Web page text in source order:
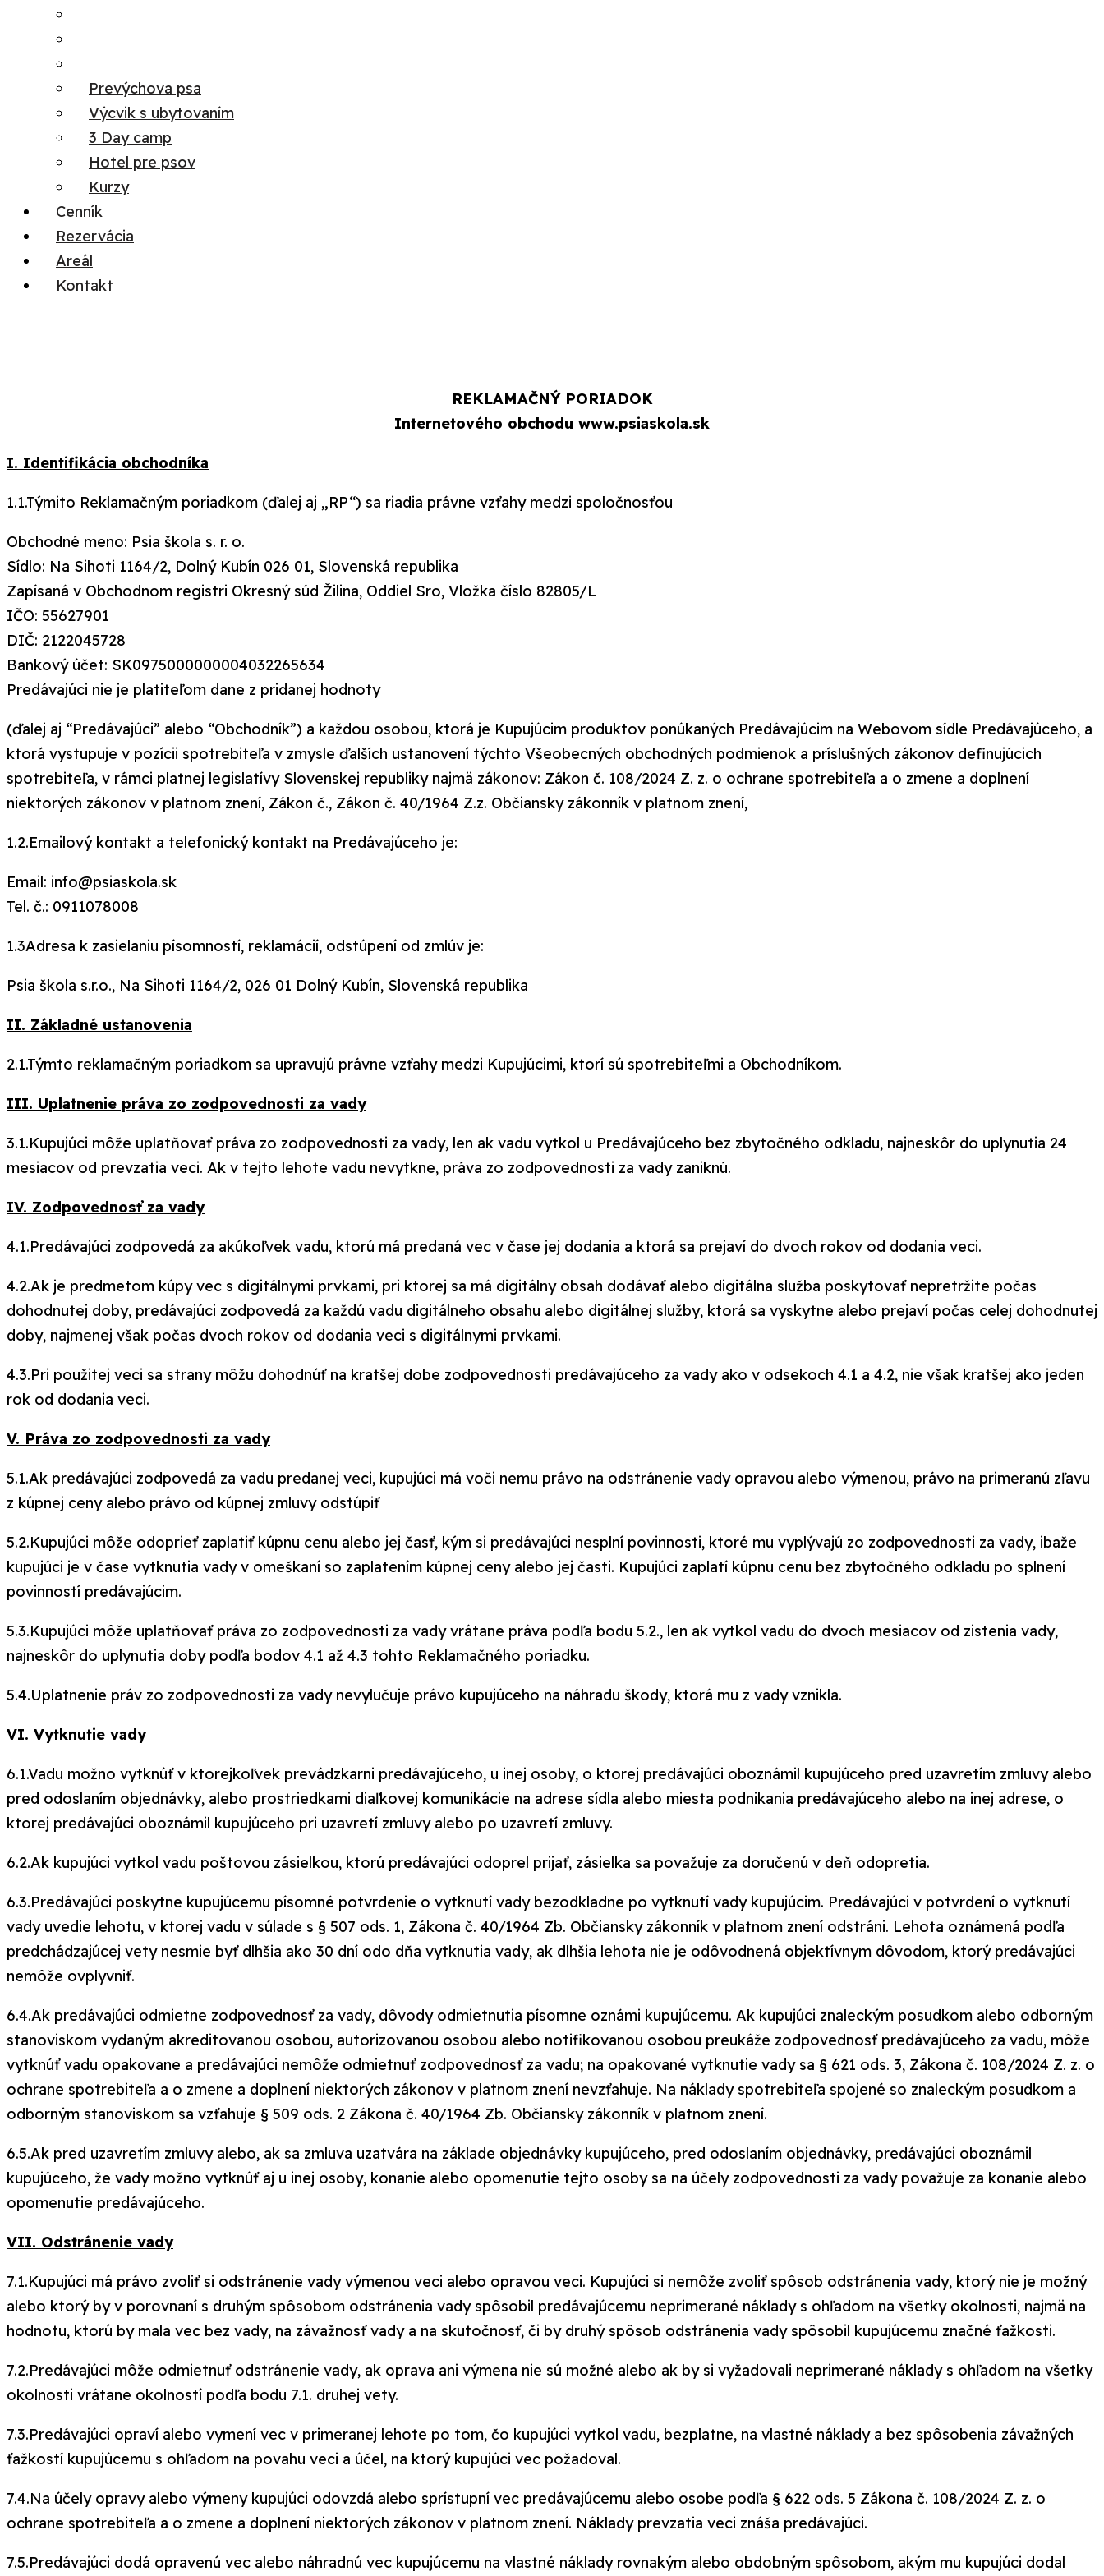
Prevýchova psa
Výcvik s ubytovaním
3 Day camp
Hotel pre psov
Kurzy
Cenník
Rezervácia
Areál
Kontakt
REKLAMAČNÝ PORIADOK
Internetového obchodu www.psiaskola.sk
I. Identifikácia obchodníka
1.1.Týmito Reklamačným poriadkom (ďalej aj „RP“) sa riadia právne vzťahy medzi spoločnosťou
Obchodné meno: Psia škola s. r. o.
Sídlo: Na Sihoti 1164/2, Dolný Kubín 026 01, Slovenská republika
Zapísaná v Obchodnom registri Okresný súd Žilina, Oddiel Sro, Vložka číslo 82805/L
IČO: 55627901
DIČ: 2122045728
Bankový účet: SK0975000000004032265634
Predávajúci nie je platiteľom dane z pridanej hodnoty
(ďalej aj “Predávajúci” alebo “Obchodník”) a každou osobou, ktorá je Kupujúcim produktov ponúkaných Predávajúcim na Webovom sídle Predávajúceho, a
ktorá vystupuje v pozícii spotrebiteľa v zmysle ďalších ustanovení týchto Všeobecných obchodných podmienok a príslušných zákonov definujúcich
spotrebiteľa, v rámci platnej legislatívy Slovenskej republiky najmä zákonov: Zákon č. 108/2024 Z. z. o ochrane spotrebiteľa a o zmene a doplnení
niektorých zákonov v platnom znení, Zákon č., Zákon č. 40/1964 Z.z. Občiansky zákonník v platnom znení,
1.2.Emailový kontakt a telefonický kontakt na Predávajúceho je:
Email: info@psiaskola.sk
Tel. č.: 0911078008
1.3Adresa k zasielaniu písomností, reklamácií, odstúpení od zmlúv je:
Psia škola s.r.o., Na Sihoti 1164/2, 026 01 Dolný Kubín, Slovenská republika
II. Základné ustanovenia
2.1.Týmto reklamačným poriadkom sa upravujú právne vzťahy medzi Kupujúcimi, ktorí sú spotrebiteľmi a Obchodníkom.
III. Uplatnenie práva zo zodpovednosti za vady
3.1.Kupujúci môže uplatňovať práva zo zodpovednosti za vady, len ak vadu vytkol u Predávajúceho bez zbytočného odkladu, najneskôr do uplynutia 24
mesiacov od prevzatia veci. Ak v tejto lehote vadu nevytkne, práva zo zodpovednosti za vady zaniknú.
IV. Zodpovednosť za vady
4.1.Predávajúci zodpovedá za akúkoľvek vadu, ktorú má predaná vec v čase jej dodania a ktorá sa prejaví do dvoch rokov od dodania veci.
4.2.Ak je predmetom kúpy vec s digitálnymi prvkami, pri ktorej sa má digitálny obsah dodávať alebo digitálna služba poskytovať nepretržite počas
dohodnutej doby, predávajúci zodpovedá za každú vadu digitálneho obsahu alebo digitálnej služby, ktorá sa vyskytne alebo prejaví počas celej dohodnutej
doby, najmenej však počas dvoch rokov od dodania veci s digitálnymi prvkami.
4.3.Pri použitej veci sa strany môžu dohodnúť na kratšej dobe zodpovednosti predávajúceho za vady ako v odsekoch 4.1 a 4.2, nie však kratšej ako jeden
rok od dodania veci.
V. Práva zo zodpovednosti za vady
5.1.Ak predávajúci zodpovedá za vadu predanej veci, kupujúci má voči nemu právo na odstránenie vady opravou alebo výmenou, právo na primeranú zľavu
z kúpnej ceny alebo právo od kúpnej zmluvy odstúpiť
5.2.Kupujúci môže odoprieť zaplatiť kúpnu cenu alebo jej časť, kým si predávajúci nesplní povinnosti, ktoré mu vyplývajú zo zodpovednosti za vady, ibaže
kupujúci je v čase vytknutia vady v omeškaní so zaplatením kúpnej ceny alebo jej časti. Kupujúci zaplatí kúpnu cenu bez zbytočného odkladu po splnení
povinností predávajúcim.
5.3.Kupujúci môže uplatňovať práva zo zodpovednosti za vady vrátane práva podľa bodu 5.2., len ak vytkol vadu do dvoch mesiacov od zistenia vady,
najneskôr do uplynutia doby podľa bodov 4.1 až 4.3 tohto Reklamačného poriadku.
5.4.Uplatnenie práv zo zodpovednosti za vady nevylučuje právo kupujúceho na náhradu škody, ktorá mu z vady vznikla.
VI. Vytknutie vady
6.1.Vadu možno vytknúť v ktorejkoľvek prevádzkarni predávajúceho, u inej osoby, o ktorej predávajúci oboznámil kupujúceho pred uzavretím zmluvy alebo
pred odoslaním objednávky, alebo prostriedkami diaľkovej komunikácie na adrese sídla alebo miesta podnikania predávajúceho alebo na inej adrese, o
ktorej predávajúci oboznámil kupujúceho pri uzavretí zmluvy alebo po uzavretí zmluvy.
6.2.Ak kupujúci vytkol vadu poštovou zásielkou, ktorú predávajúci odoprel prijať, zásielka sa považuje za doručenú v deň odopretia.
6.3.Predávajúci poskytne kupujúcemu písomné potvrdenie o vytknutí vady bezodkladne po vytknutí vady kupujúcim. Predávajúci v potvrdení o vytknutí
vady uvedie lehotu, v ktorej vadu v súlade s § 507 ods. 1, Zákona č. 40/1964 Zb. Občiansky zákonník v platnom znení odstráni. Lehota oznámená podľa
predchádzajúcej vety nesmie byť dlhšia ako 30 dní odo dňa vytknutia vady, ak dlhšia lehota nie je odôvodnená objektívnym dôvodom, ktorý predávajúci
nemôže ovplyvniť.
6.4.Ak predávajúci odmietne zodpovednosť za vady, dôvody odmietnutia písomne oznámi kupujúcemu. Ak kupujúci znaleckým posudkom alebo odborným
stanoviskom vydaným akreditovanou osobou, autorizovanou osobou alebo notifikovanou osobou preukáže zodpovednosť predávajúceho za vadu, môže
vytknúť vadu opakovane a predávajúci nemôže odmietnuť zodpovednosť za vadu; na opakované vytknutie vady sa § 621 ods. 3, Zákona č. 108/2024 Z. z. o
ochrane spotrebiteľa a o zmene a doplnení niektorých zákonov v platnom znení nevzťahuje. Na náklady spotrebiteľa spojené so znaleckým posudkom a
odborným stanoviskom sa vzťahuje § 509 ods. 2 Zákona č. 40/1964 Zb. Občiansky zákonník v platnom znení.
6.5.Ak pred uzavretím zmluvy alebo, ak sa zmluva uzatvára na základe objednávky kupujúceho, pred odoslaním objednávky, predávajúci oboznámil
kupujúceho, že vady možno vytknúť aj u inej osoby, konanie alebo opomenutie tejto osoby sa na účely zodpovednosti za vady považuje za konanie alebo
opomenutie predávajúceho.
VII. Odstránenie vady
7.1.Kupujúci má právo zvoliť si odstránenie vady výmenou veci alebo opravou veci. Kupujúci si nemôže zvoliť spôsob odstránenia vady, ktorý nie je možný
alebo ktorý by v porovnaní s druhým spôsobom odstránenia vady spôsobil predávajúcemu neprimerané náklady s ohľadom na všetky okolnosti, najmä na
hodnotu, ktorú by mala vec bez vady, na závažnosť vady a na skutočnosť, či by druhý spôsob odstránenia vady spôsobil kupujúcemu značné ťažkosti.
7.2.Predávajúci môže odmietnuť odstránenie vady, ak oprava ani výmena nie sú možné alebo ak by si vyžadovali neprimerané náklady s ohľadom na všetky
okolnosti vrátane okolností podľa bodu 7.1. druhej vety.
7.3.Predávajúci opraví alebo vymení vec v primeranej lehote po tom, čo kupujúci vytkol vadu, bezplatne, na vlastné náklady a bez spôsobenia závažných
ťažkostí kupujúcemu s ohľadom na povahu veci a účel, na ktorý kupujúci vec požadoval.
7.4.Na účely opravy alebo výmeny kupujúci odovzdá alebo sprístupní vec predávajúcemu alebo osobe podľa § 622 ods. 5 Zákona č. 108/2024 Z. z. o
ochrane spotrebiteľa a o zmene a doplnení niektorých zákonov v platnom znení. Náklady prevzatia veci znáša predávajúci.
7.5.Predávajúci dodá opravenú vec alebo náhradnú vec kupujúcemu na vlastné náklady rovnakým alebo obdobným spôsobom, akým mu kupujúci dodal